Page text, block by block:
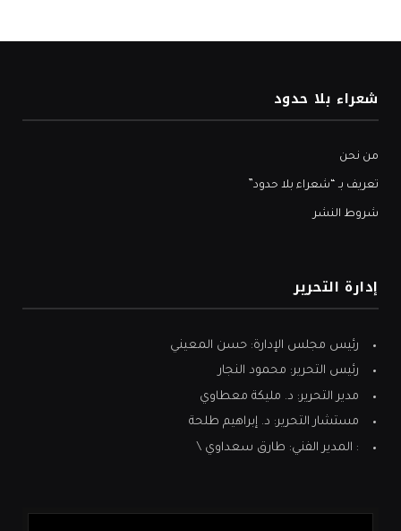
شعراء بلا حدود
من نحن
تعريف بـ “شعراء بلا حدود”
شروط النشر
إدارة التحرير
رئيس مجلس الإدارة: حسن المعيني
رئيس التحرير: محمود النجار
مدير التحرير: د. مليكة معطاوي
مستشار التحرير: د. إبراهيم طلحة
: المدير الفني: طارق سعداوي \